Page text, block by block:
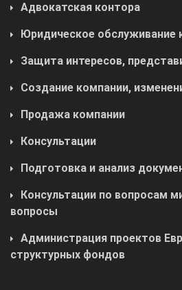
Адвокатская контора
Юридическое обслуживание
Защита интересов,
Создание компании,
Продажа компании
Консультации
Подготовка и анализ
Консультации по вопросам
вопросы
Администрация проектов
структурных фондов